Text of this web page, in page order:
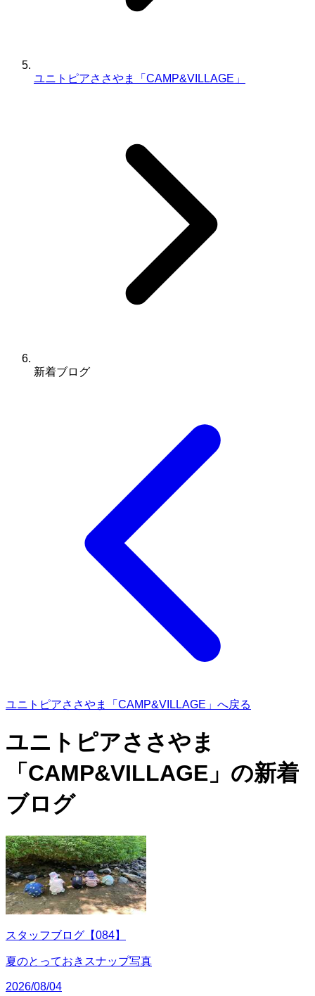
ユニトピアささやま「CAMP&VILLAGE」
新着ブログ
ユニトピアささやま「CAMP&VILLAGE」へ戻る
ユニトピアささやま
「CAMP&VILLAGE」の新着
ブログ
スタッフブログ【084】
夏のとっておきスナップ写真
2026/08/04